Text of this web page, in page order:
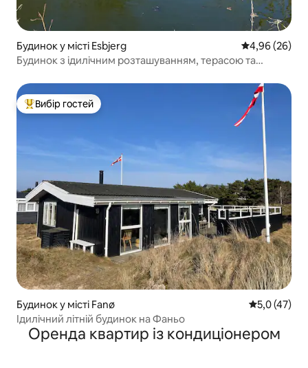
Будинок у місті Esbjerg Середня
4,96 (26)
Будинок з ідилічним розташуванням, терасою та
Топ вибір гостей
Вибір гостей
Будинок у місті Fanø Середня
5,0 (47)
Ідилічний літній будинок на Фаньо
Оренда квартир із кондиціонером